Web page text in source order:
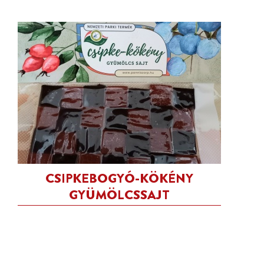
CSIPKEBOGYÓ-KÖKÉNY
GYÜMÖLCSSAJT